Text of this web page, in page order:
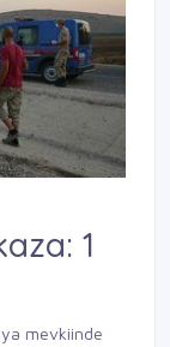
1
mevkiinde